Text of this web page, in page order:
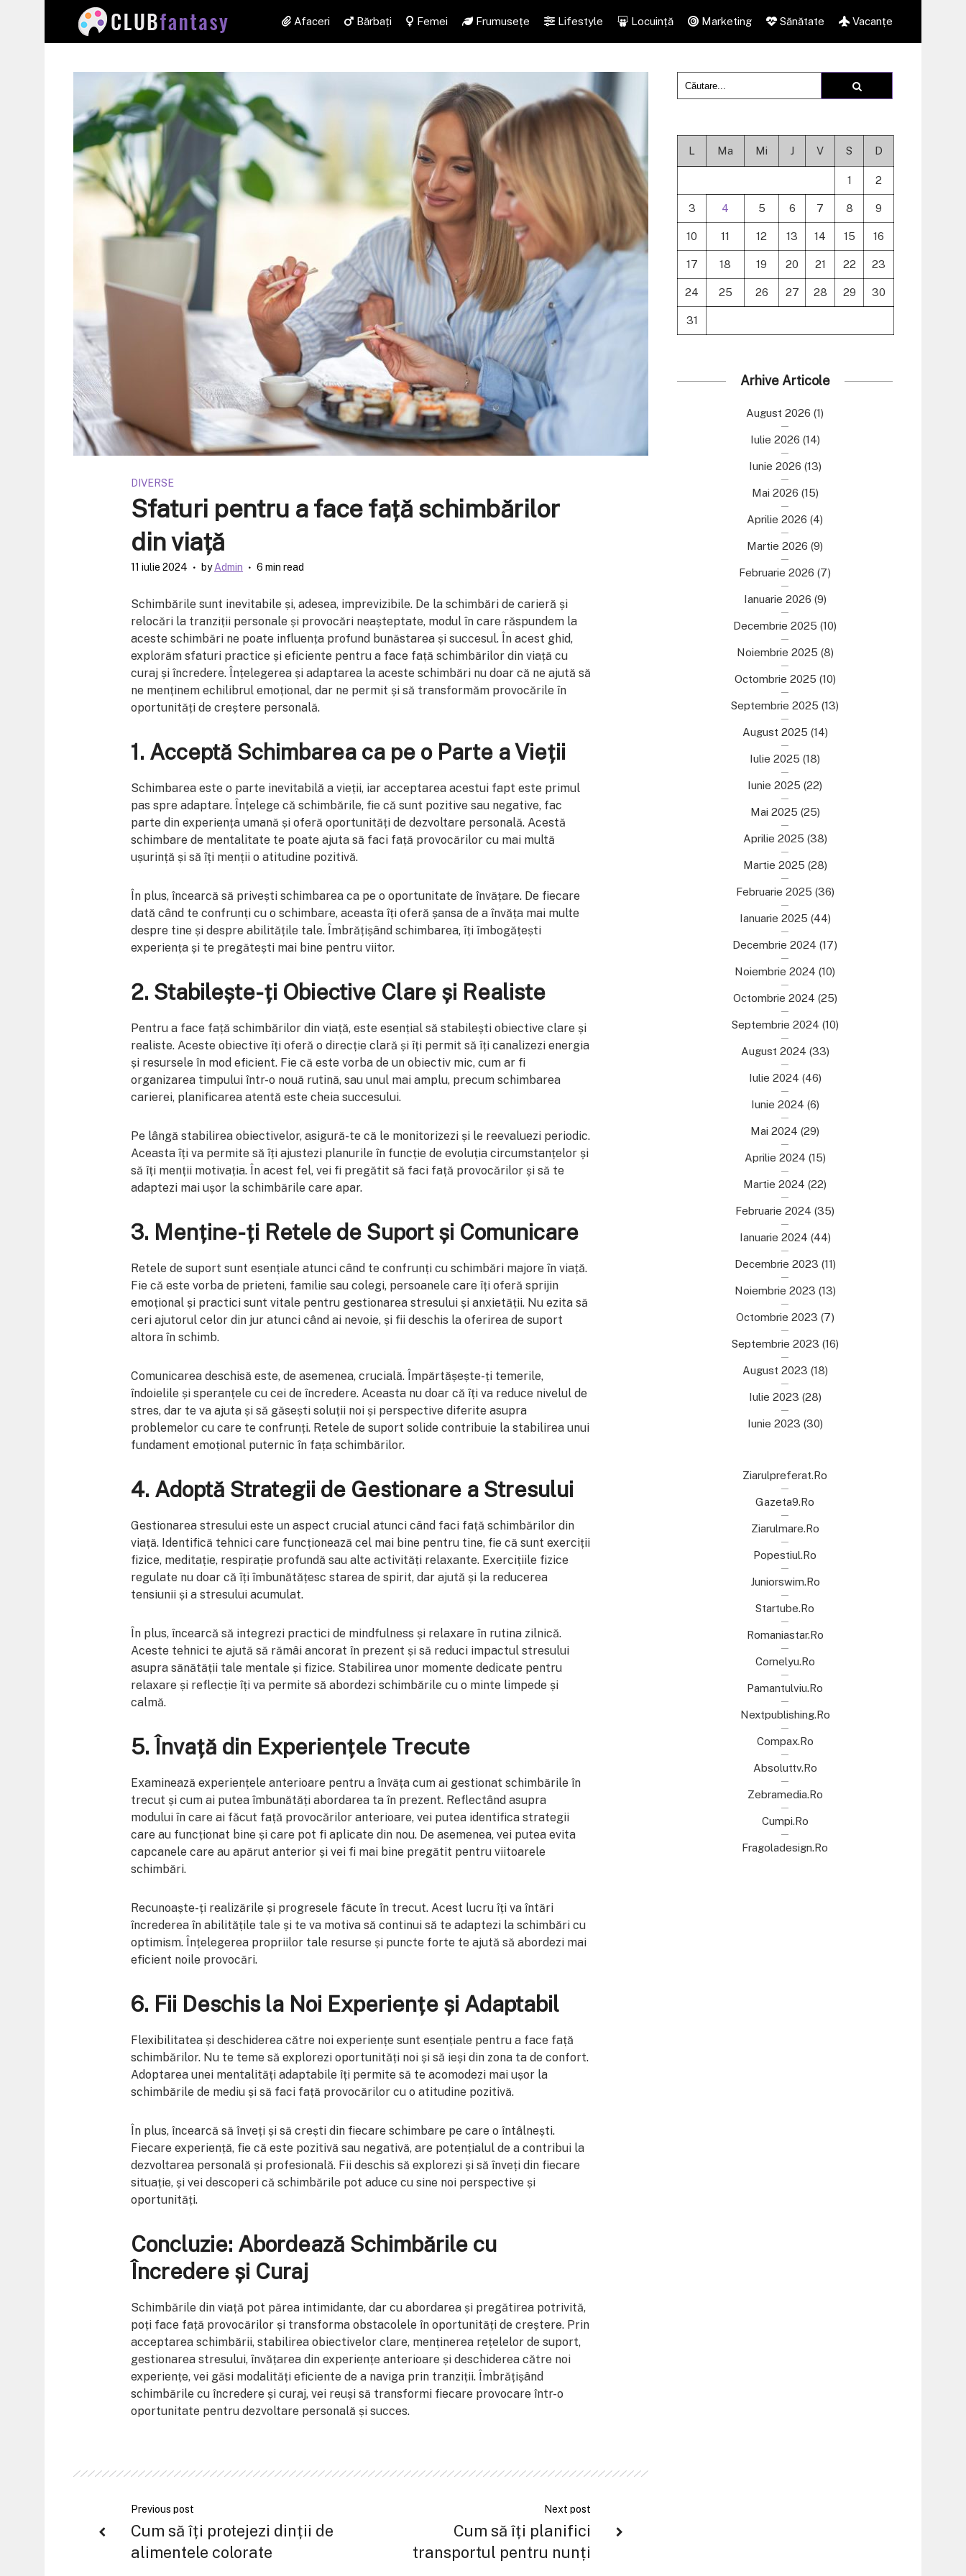
Afaceri Bărbați Femei Frumusețe Lifestyle Locuință Marketing Sănătate Vacanțe
DIVERSE
Sfaturi pentru a face față schimbărilor
din viață
11 iulie 2024 byAdmin 6 min read
Schimbările sunt inevitabile și, adesea, imprevizibile. De la schimbări de carieră și
relocări la tranziții personale și provocări neașteptate, modul în care răspundem la
aceste schimbări ne poate influența profund bunăstarea și succesul. În acest ghid,
explorăm sfaturi practice și eficiente pentru a face față schimbărilor din viață cu
curaj și încredere. Înțelegerea și adaptarea la aceste schimbări nu doar că ne ajută să
ne menținem echilibrul emoțional, dar ne permit și să transformăm provocările în
oportunități de creștere personală.
1. Acceptă Schimbarea ca pe o Parte a Vieții
Schimbarea este o parte inevitabilă a vieții, iar acceptarea acestui fapt este primul
pas spre adaptare. Înțelege că schimbările, fie că sunt pozitive sau negative, fac
parte din experiența umană și oferă oportunități de dezvoltare personală. Acestă
schimbare de mentalitate te poate ajuta să faci față provocărilor cu mai multă
ușurință și să îți menții o atitudine pozitivă.
În plus, încearcă să privești schimbarea ca pe o oportunitate de învățare. De fiecare
dată când te confrunți cu o schimbare, aceasta îți oferă șansa de a învăța mai multe
despre tine și despre abilitățile tale. Îmbrățișând schimbarea, îți îmbogățești
experiența și te pregătești mai bine pentru viitor.
2. Stabilește-ți Obiective Clare și Realiste
Pentru a face față schimbărilor din viață, este esențial să stabilești obiective clare și
realiste. Aceste obiective îți oferă o direcție clară și îți permit să îți canalizezi energia
și resursele în mod eficient. Fie că este vorba de un obiectiv mic, cum ar fi
organizarea timpului într-o nouă rutină, sau unul mai amplu, precum schimbarea
carierei, planificarea atentă este cheia succesului.
Pe lângă stabilirea obiectivelor, asigură-te că le monitorizezi și le reevaluezi periodic.
Aceasta îți va permite să îți ajustezi planurile în funcție de evoluția circumstanțelor și
să îți menții motivația. În acest fel, vei fi pregătit să faci față provocărilor și să te
adaptezi mai ușor la schimbările care apar.
3. Menține-ți Retele de Suport și Comunicare
Retele de suport sunt esențiale atunci când te confrunți cu schimbări majore în viață.
Fie că este vorba de prieteni, familie sau colegi, persoanele care îți oferă sprijin
emoțional și practici sunt vitale pentru gestionarea stresului și anxietății. Nu ezita să
ceri ajutorul celor din jur atunci când ai nevoie, și fii deschis la oferirea de suport
altora în schimb.
Comunicarea deschisă este, de asemenea, crucială. Împărtășește-ți temerile,
îndoielile și speranțele cu cei de încredere. Aceasta nu doar că îți va reduce nivelul de
stres, dar te va ajuta și să găsești soluții noi și perspective diferite asupra
problemelor cu care te confrunți. Retele de suport solide contribuie la stabilirea unui
fundament emoțional puternic în fața schimbărilor.
4. Adoptă Strategii de Gestionare a Stresului
Gestionarea stresului este un aspect crucial atunci când faci față schimbărilor din
viață. Identifică tehnici care funcționează cel mai bine pentru tine, fie că sunt exerciții
fizice, meditație, respirație profundă sau alte activități relaxante. Exercițiile fizice
regulate nu doar că îți îmbunătățesc starea de spirit, dar ajută și la reducerea
tensiunii și a stresului acumulat.
În plus, încearcă să integrezi practici de mindfulness și relaxare în rutina zilnică.
Aceste tehnici te ajută să rămâi ancorat în prezent și să reduci impactul stresului
asupra sănătății tale mentale și fizice. Stabilirea unor momente dedicate pentru
relaxare și reflecție îți va permite să abordezi schimbările cu o minte limpede și
calmă.
5. Învață din Experiențele Trecute
Examinează experiențele anterioare pentru a învăța cum ai gestionat schimbările în
trecut și cum ai putea îmbunătăți abordarea ta în prezent. Reflectând asupra
modului în care ai făcut față provocărilor anterioare, vei putea identifica strategii
care au funcționat bine și care pot fi aplicate din nou. De asemenea, vei putea evita
capcanele care au apărut anterior și vei fi mai bine pregătit pentru viitoarele
schimbări.
Recunoaște-ți realizările și progresele făcute în trecut. Acest lucru îți va întări
încrederea în abilitățile tale și te va motiva să continui să te adaptezi la schimbări cu
optimism. Înțelegerea propriilor tale resurse și puncte forte te ajută să abordezi mai
eficient noile provocări.
6. Fii Deschis la Noi Experiențe și Adaptabil
Flexibilitatea și deschiderea către noi experiențe sunt esențiale pentru a face față
schimbărilor. Nu te teme să explorezi oportunități noi și să ieși din zona ta de confort.
Adoptarea unei mentalități adaptabile îți permite să te acomodezi mai ușor la
schimbările de mediu și să faci față provocărilor cu o atitudine pozitivă.
În plus, încearcă să înveți și să crești din fiecare schimbare pe care o întâlnești.
Fiecare experiență, fie că este pozitivă sau negativă, are potențialul de a contribui la
dezvoltarea personală și profesională. Fii deschis să explorezi și să înveți din fiecare
situație, și vei descoperi că schimbările pot aduce cu sine noi perspective și
oportunități.
Concluzie: Abordează Schimbările cu
Încredere și Curaj
Schimbările din viață pot părea intimidante, dar cu abordarea și pregătirea potrivită,
poți face față provocărilor și transforma obstacolele în oportunități de creștere. Prin
acceptarea schimbării, stabilirea obiectivelor clare, menținerea rețelelor de suport,
gestionarea stresului, învățarea din experiențe anterioare și deschiderea către noi
experiențe, vei găsi modalități eficiente de a naviga prin tranziții. Îmbrățișând
schimbările cu încredere și curaj, vei reuși să transformi fiecare provocare într-o
oportunitate pentru dezvoltare personală și succes.
Previous post
Cum să îți protejezi dinții de
alimentele colorate
Next post
Cum să îți planifici
transportul pentru nunți
L Ma Mi J V S D
1 2
3 4 5 6 7 8 9
10 11 12 13 14 15 16
17 18 19 20 21 22 23
24 25 26 27 28 29 30
31
Arhive Articole
August 2026 (1)
Iulie 2026 (14)
Iunie 2026 (13)
Mai 2026 (15)
Aprilie 2026 (4)
Martie 2026 (9)
Februarie 2026 (7)
Ianuarie 2026 (9)
Decembrie 2025 (10)
Noiembrie 2025 (8)
Octombrie 2025 (10)
Septembrie 2025 (13)
August 2025 (14)
Iulie 2025 (18)
Iunie 2025 (22)
Mai 2025 (25)
Aprilie 2025 (38)
Martie 2025 (28)
Februarie 2025 (36)
Ianuarie 2025 (44)
Decembrie 2024 (17)
Noiembrie 2024 (10)
Octombrie 2024 (25)
Septembrie 2024 (10)
August 2024 (33)
Iulie 2024 (46)
Iunie 2024 (6)
Mai 2024 (29)
Aprilie 2024 (15)
Martie 2024 (22)
Februarie 2024 (35)
Ianuarie 2024 (44)
Decembrie 2023 (11)
Noiembrie 2023 (13)
Octombrie 2023 (7)
Septembrie 2023 (16)
August 2023 (18)
Iulie 2023 (28)
Iunie 2023 (30)
Ziarulpreferat.ro
Gazeta9.ro
Ziarulmare.ro
Popestiul.ro
Juniorswim.ro
Startube.ro
Romaniastar.ro
Cornelyu.ro
Pamantulviu.ro
Nextpublishing.ro
Compax.ro
Absoluttv.ro
Zebramedia.ro
Cumpi.ro
Fragoladesign.ro